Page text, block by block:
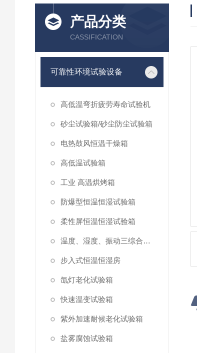
产品分类
CASSIFICATION
可靠性环境试验设备
高低温弯折疲劳寿命试验机
砂尘试验箱/砂尘防尘试验箱
电热鼓风恒温干燥箱
高低温试验箱
工业 高温烘烤箱
防爆型恒温恒湿试验箱
柔性屏恒温恒湿试验箱
温度、湿度、振动三综合试验箱
步入式恒温恒湿房
氙灯老化试验箱
快速温变试验箱
紫外加速耐候老化试验箱
盐雾腐蚀试验箱